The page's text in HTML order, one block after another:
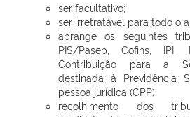
ser facultativo;
ser irretratável para todo o
abrange os seguintes
PIS/Pasep, Cofins,
Contribuição para a
destinada à Previdência
pessoa jurídica (CPP);
recolhimento dos